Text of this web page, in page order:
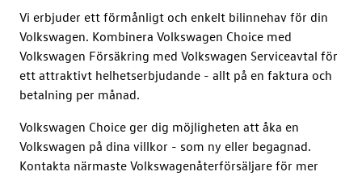
Vi erbjuder ett förmånligt och enkelt bilinnehav för din
Volkswagen. Kombinera Volkswagen Choice med
Volkswagen Försäkring med Volkswagen Serviceavtal för
ett attraktivt helhetserbjudande - allt på en faktura och
betalning per månad.
Volkswagen Choice ger dig möjligheten att åka en
Volkswagen på dina villkor - som ny eller begagnad.
Kontakta närmaste Volkswagenåterförsäljare för mer